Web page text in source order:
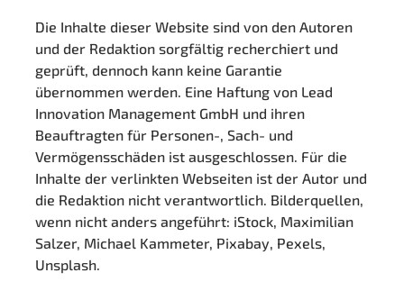
Die Inhalte dieser Website sind von den Autoren
und der Redaktion sorgfältig recherchiert und
geprüft, dennoch kann keine Garantie
übernommen werden. Eine Haftung von Lead
Innovation Management GmbH und ihren
Beauftragten für Personen-, Sach- und
Vermögensschäden ist ausgeschlossen. Für die
Inhalte der verlinkten Webseiten ist der Autor und
die Redaktion nicht verantwortlich. Bilderquellen,
wenn nicht anders angeführt: iStock, Maximilian
Salzer, Michael Kammeter, Pixabay, Pexels,
Unsplash.